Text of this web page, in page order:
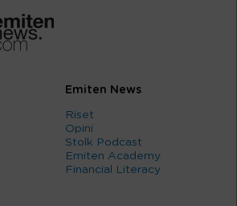
Emiten News
Riset
Opini
Stolk Podcast
Emiten Academy
Financial Literacy